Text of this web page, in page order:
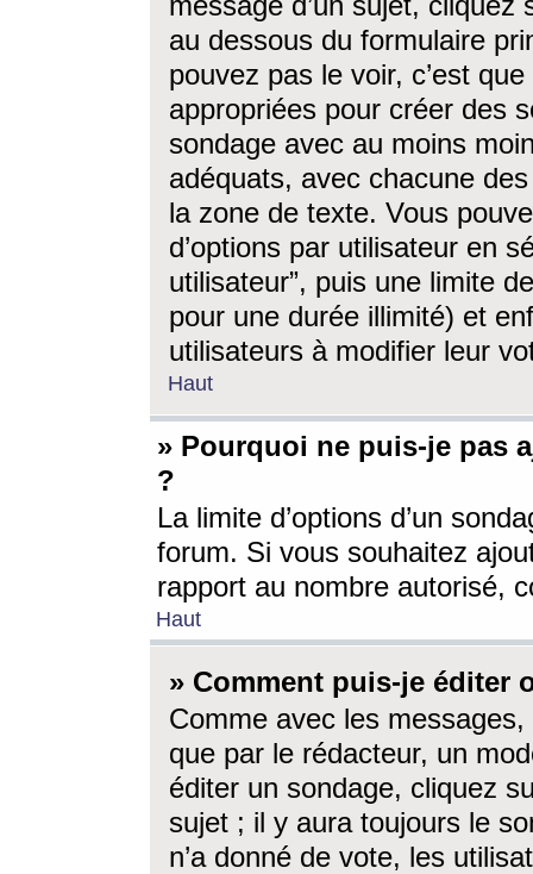
au dessous du formulaire
pouvez pas le voir, c’est
appropriées pour créer des
sondage avec au moins
adéquats, avec chacune
la zone de texte. Vous
d’options par utilisateur en
utilisateur”, puis une limite
pour une durée illimité) et
utilisateurs à modifier leur
Haut
» Pourquoi ne puis-je pas
?
La limite d’options d’un
forum. Si vous souhaitez
rapport au nombre autorisé,
Haut
» Comment puis-je éditer
Comme avec les
que par le rédacteur, un
éditer un sondage, cliquez
sujet ; il y aura toujours le
n’a donné de vote, les